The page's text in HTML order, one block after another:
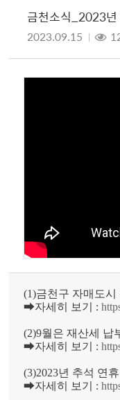
금천소식_2023년
2023.09.15
(1)금천구 자매도
➡자세히 보기 :
(2)9월은 재산세 납
➡자세히 보기 :
(3)2023년 추석 연
➡자세히 보기 :